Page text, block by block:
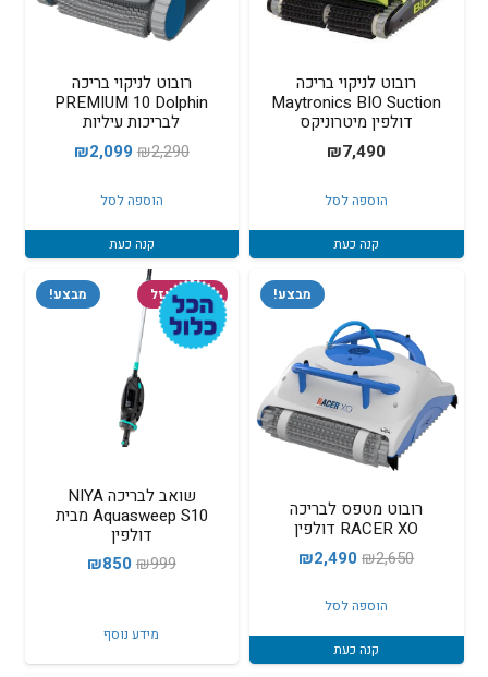
רובוט לניקוי בריכה
Maytronics BIO Suction
דולפין מיטרוניקס
₪7,490
הוספה לסל
קנה כעת
רובוט לניקוי בריכה
PREMIUM 10 Dolphin
לבריכות עיליות
₪2,290
המחיר
היה:
₪2,290.
₪2,099
₪2,099.
הוספה לסל
קנה כעת
מבצע!
רובוט מטפס לבריכה
RACER XO דולפין
₪2,650
המחיר
היה:
₪2,650.
₪2,490
המחיר
₪2,490.
הוספה לסל
קנה כעת
מבצע! המלאי אזל
שואב לבריכה NIYA
Aquasweep S10 מבית
דולפין
₪999
המחיר
₪999.
₪850
מידע נוסף